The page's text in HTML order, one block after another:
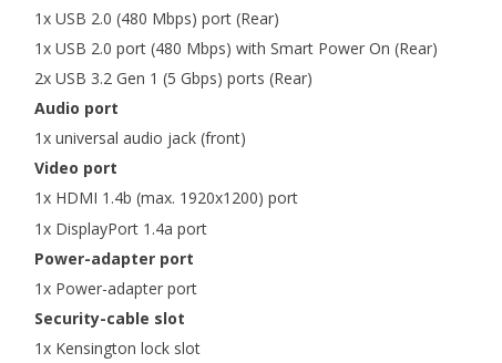
1x USB 2.0 (480 Mbps) port (Rear)
1x USB 2.0 port (480 Mbps) with Smart Power On (Rear)
2x USB 3.2 Gen 1 (5 Gbps) ports (Rear)
Audio port
1x universal audio jack (front)
Video port
1x HDMI 1.4b (max. 1920x1200) port
1x DisplayPort 1.4a port
Power-adapter port
1x Power-adapter port
Security-cable slot
1x Kensington lock slot